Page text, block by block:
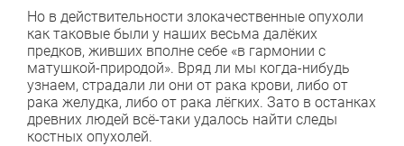
Но в действительности злокачественные опухоли
как таковые были у наших весьма далёких
предков, живших вполне себе «в гармонии с
матушкой-природой». Вряд ли мы когда-нибудь
узнаем, страдали ли они от рака крови, либо от
рака желудка, либо от рака лёгких. Зато в останках
древних людей всё-таки удалось найти следы
костных опухолей.